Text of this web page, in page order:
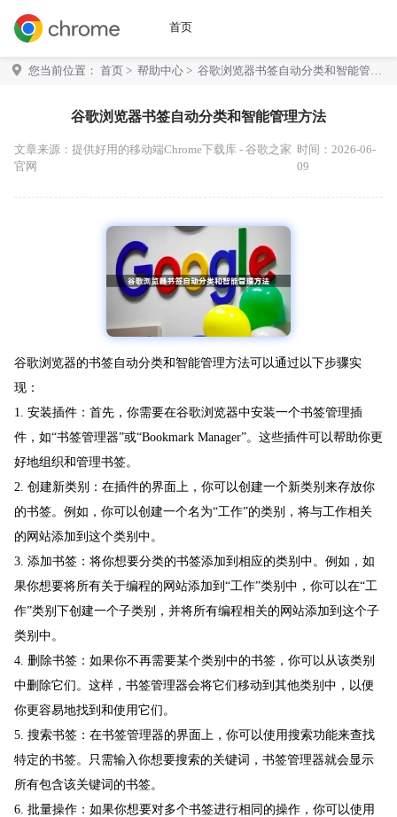
首页
您当前位置： 首页 > 帮助中心 > 谷歌浏览器书签自动分类和智能管理
谷歌浏览器书签自动分类和智能管理方法
文章来源： 提供好用的移动端Chrome下载库 - 谷歌之家
官网
时间：2026-06-
09
谷歌浏览器的书签自动分类和智能管理方法可以通过以下步骤实
现：
1. 安装插件：首先，你需要在谷歌浏览器中安装一个书签管理插
件，如“书签管理器”或“Bookmark Manager”。这些插件可以帮助你更
好地组织和管理书签。
2. 创建新类别：在插件的界面上，你可以创建一个新类别来存放你
的书签。例如，你可以创建一个名为“工作”的类别，将与工作相关
的网站添加到这个类别中。
3. 添加书签：将你想要分类的书签添加到相应的类别中。例如，如
果你想要将所有关于编程的网站添加到“工作”类别中，你可以在“工
作”类别下创建一个子类别，并将所有编程相关的网站添加到这个子
类别中。
4. 删除书签：如果你不再需要某个类别中的书签，你可以从该类别
中删除它们。这样，书签管理器会将它们移动到其他类别中，以便
你更容易地找到和使用它们。
5. 搜索书签：在书签管理器的界面上，你可以使用搜索功能来查找
特定的书签。只需输入你想要搜索的关键词，书签管理器就会显示
所有包含该关键词的书签。
6. 批量操作：如果你想要对多个书签进行相同的操作，你可以使用